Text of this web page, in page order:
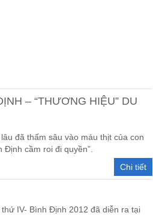
– “THƯƠNG HIỆU” DU
đã thấm sâu vào máu thịt của con
cầm roi đi quyền”.
Chi tiết
IV- Bình Định 2012 đã diễn ra tại